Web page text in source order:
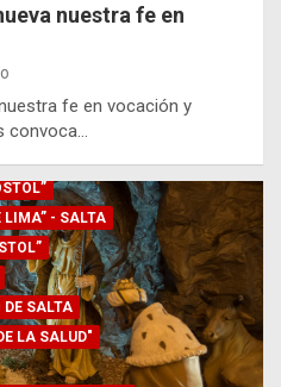
nuestra fe en
fe en vocación y
convoca…
DE LOS ANGELES”
DEL TRÁNSITO”
DEL VALLE” SALTA
DE LA MERCED”
LIMA” - SALTA
SALTA
LA SALUD"